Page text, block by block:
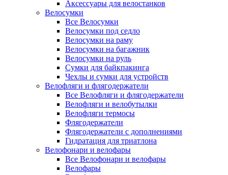
Аксессуары для велостанков
Велосумки
Все Велосумки
Велосумки под седло
Велосумки на раму
Велосумки на багажник
Велосумки на руль
Сумки для байкпакинга
Чехлы и сумки для устройств
Велофляги и флягодержатели
Все Велофляги и флягодержатели
Велофляги и велобутылки
Велофляги термосы
Флягодержатели
Флягодержатели с дополнениями
Гидратация для триатлона
Велофонари и велофары
Все Велофонари и велофары
Велофары